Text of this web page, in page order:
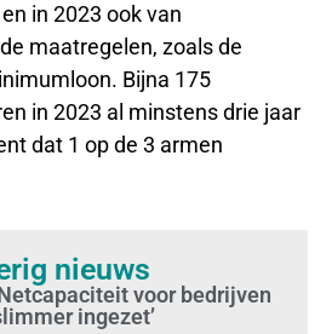
in 2023 ook van
maatregelen, zoals de
Bijna 175
in 2023 al minstens drie jaar
dat 1 op de 3 armen
nieuws
voor bedrijven
ingezet’